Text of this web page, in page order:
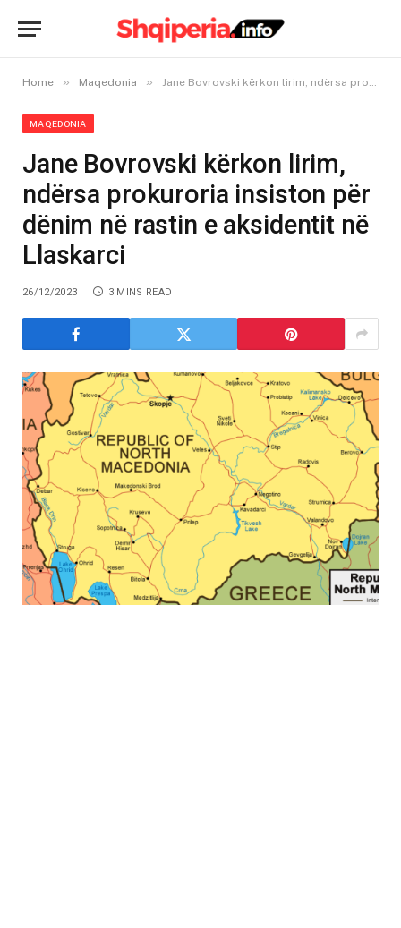
Home » Maqedonia » Jane Bovrovski kërkon lirim, ndërsa prokuroria insiston për dënim në rastin e aksidentit në Llaskarci
MAQEDONIA
Jane Bovrovski kërkon lirim,
ndërsa prokuroria insiston për
dënim në rastin e aksidentit në
Llaskarci
26/12/2023 3 MINS READ